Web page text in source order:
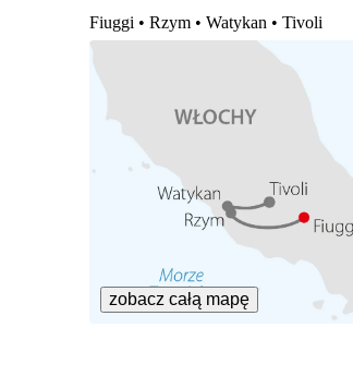
Fiuggi • Rzym • Watykan • Tivoli
zobacz całą mapę